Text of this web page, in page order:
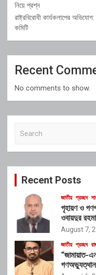
নিয়ে প্রশ্ন
রাষ্ট্রবিরোধী কার্যকলাপের
কমিটি
Recent
No comments to show.
c
Recent Posts
জাতীয় প্রচ্ছদ
গৃহায়ণ ও
ওবায়দুর
August 7,
জাতীয় প্রচ্ছদ
“জামায়াত-
গণঅভ্যুত্থান